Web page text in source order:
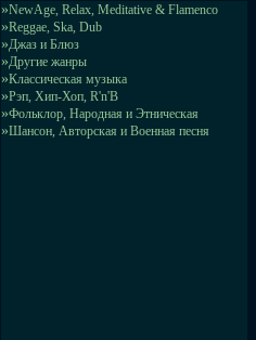
»NewAge, Relax, Meditative & Flamenco
»Reggae, Ska, Dub
»Джаз и Блюз
»Другие жанры
»Классическая музыка
»Рэп, Хип-Хоп, R'n'B
»Фольклор, Народная и Этническая
»Шансон, Авторская и Военная песня